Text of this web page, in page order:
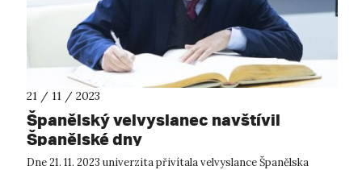
21 / 11 / 2023
Španělský velvyslanec navštívil
Španělské dny
Dne 21. 11. 2023 univerzita přivítala velvyslance Španělska